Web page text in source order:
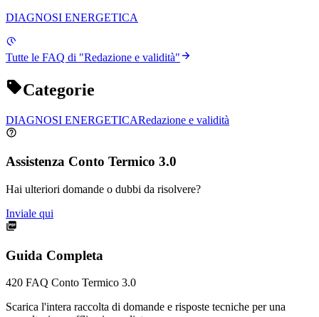
DIAGNOSI ENERGETICA
Tutte le FAQ di "Redazione e validità"
Categorie
DIAGNOSI ENERGETICARedazione e validità
Assistenza Conto Termico 3.0
Hai ulteriori domande o dubbi da risolvere?
Inviale qui
Guida Completa
420 FAQ Conto Termico 3.0
Scarica l'intera raccolta di domande e risposte tecniche per una